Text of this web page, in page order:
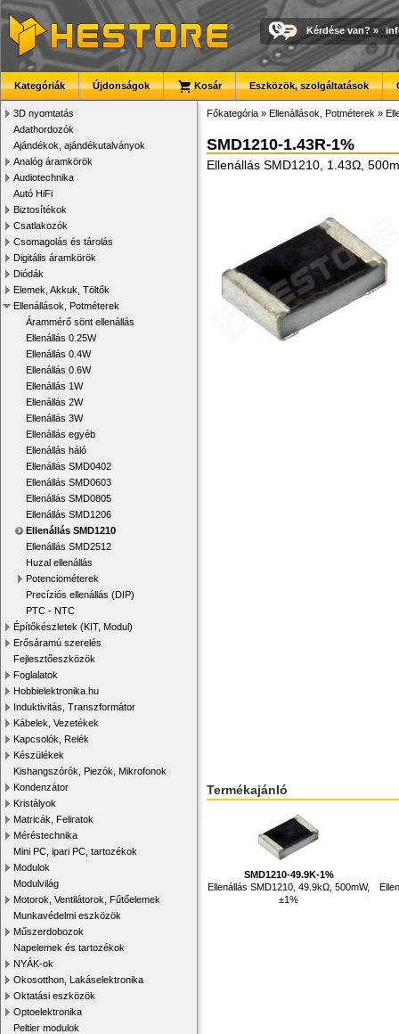
Kérdése van? »
Kategóriák Újdonságok Kosár Eszközök, szolgáltatások
3D nyomtatás
Adathordozók
Ajándékok, ajándékutalványok
Analóg áramkörök
Audiotechnika
Autó HiFi
Biztosítékok
Csatlakozók
Csomagolás és tárolás
Digitális áramkörök
Diódák
Elemek, Akkuk, Töltők
Ellenállások, Potméterek
Árammérő sönt ellenállás
Ellenállás 0.25W
Ellenállás 0.4W
Ellenállás 0.6W
Ellenállás 1W
Ellenállás 2W
Ellenállás 3W
Ellenállás egyéb
Ellenállás háló
Ellenállás SMD0402
Ellenállás SMD0603
Ellenállás SMD0805
Ellenállás SMD1206
Ellenállás SMD1210
Ellenállás SMD2512
Huzal ellenállás
Potenciométerek
Precíziós ellenállás (DIP)
PTC - NTC
Építőkészletek (KIT, Modul)
Erősáramú szerelés
Fejlesztőeszközök
Foglalatok
Hobbielektronika.hu
Induktivitás, Transzformátor
Kábelek, Vezetékek
Kapcsolók, Relék
Készülékek
Kishangszórók, Piezók, Mikrofonok
Kondenzátor
Kristályok
Matricák, Feliratok
Méréstechnika
Mini PC, ipari PC, tartozékok
Modulok
Modulvilág
Motorok, Ventilátorok, Fűtőelemek
Munkavédelmi eszközök
Műszerdobozok
Napelemek és tartozékok
NYÁK-ok
Okosotthon, Lakáselektronika
Oktatási eszközök
Optoelektronika
Peltier modulok
Főkategória » Ellenállások, Potméterek »
SMD1210-1.43R-1%
Ellenállás SMD1210, 1.43Ω,
Termékajánló
SMD1210-49.9K-1%
Ellenállás SMD1210, 49.9kΩ, 500mW,
±1%